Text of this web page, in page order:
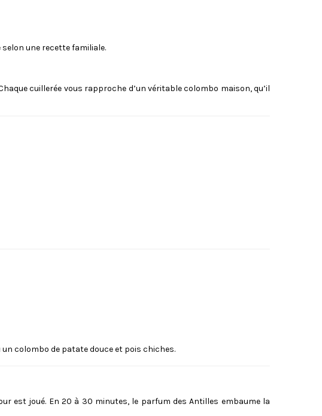
selon une recette familiale.
cuillerée vous rapproche d’un véritable colombo maison, qu’il
colombo de patate douce et pois chiches.
est joué. En 20 à 30 minutes, le parfum des Antilles embaume la